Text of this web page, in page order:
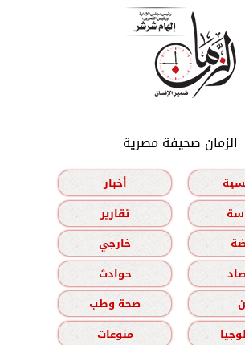
الزمان صحيفة مصرية
أخبار
تقارير
خارجي
حوادث
صحة وطب
منوعات